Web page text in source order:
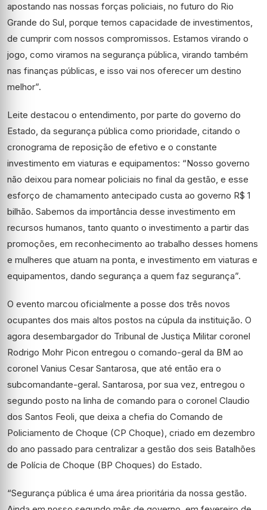
apostando nas nossas forças policiais, no futuro do Rio
Grande do Sul, porque temos capacidade de investimentos,
de cumprir com nossos compromissos. Estamos virando o
jogo, como viramos na segurança pública, virando também
nas finanças públicas, e isso vai nos oferecer um destino
melhor”.
Leite destacou o entendimento, por parte do governo do
Estado, da segurança pública como prioridade, citando o
cronograma de reposição de efetivo e o constante
investimento em viaturas e equipamentos: “Nosso governo
não deixou para nomear policiais no final da gestão, e esse
esforço de chamamento antecipado custa ao governo R$ 1
bilhão. Sabemos da importância desse investimento em
recursos humanos, tanto quanto o investimento a partir das
promoções, em reconhecimento ao trabalho desses homens
e mulheres que atuam na ponta, e investimento em viaturas e
equipamentos, dando segurança a quem faz segurança”.
O evento marcou oficialmente a posse dos três novos
ocupantes dos mais altos postos na cúpula da instituição. O
agora desembargador do Tribunal de Justiça Militar coronel
Rodrigo Mohr Picon entregou o comando-geral da BM ao
coronel Vanius Cesar Santarosa, que até então era o
subcomandante-geral. Santarosa, por sua vez, entregou o
segundo posto na linha de comando para o coronel Claudio
dos Santos Feoli, que deixa a chefia do Comando de
Policiamento de Choque (CP Choque), criado em dezembro
do ano passado para centralizar a gestão dos seis Batalhões
de Polícia de Choque (BP Choques) do Estado.
“Segurança pública é uma área prioritária da nossa gestão.